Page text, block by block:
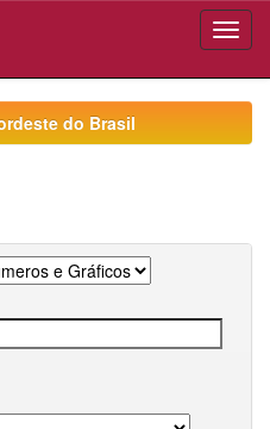
do Brasil